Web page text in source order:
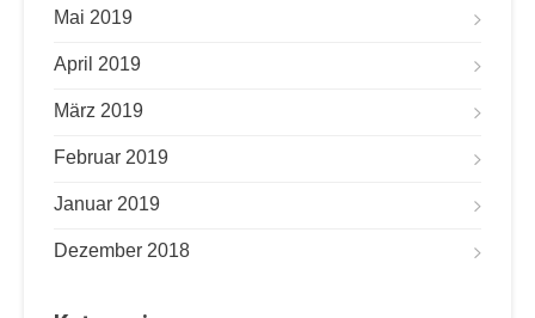
Mai 2019
April 2019
März 2019
Februar 2019
Januar 2019
Dezember 2018